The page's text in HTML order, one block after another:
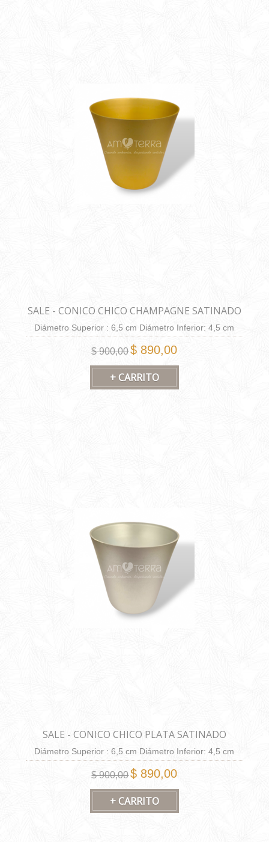
SALE - CONICO CHICO CHAMPAGNE SATINADO
Diámetro Superior : 6,5 cm Diámetro Inferior: 4,5 cm
Altura: 6,5 cm Capacidad: 130 cm3.
$ 900,00$ 890,00
SALE - CONICO CHICO PLATA SATINADO
Diámetro Superior : 6,5 cm Diámetro Inferior: 4,5 cm
Altura: 6,5 cm Capacidad: 130 cm3.
$ 900,00$ 890,00